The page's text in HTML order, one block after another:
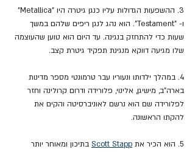
3. ההשפעות הגדולות עליו כנגן גיטרה היו "Metallica"
ו- "Testament". הוא נהג לנגן ריפים שלהם במשך
שעות כדי להתחזק בנגינה. עד היום הוא טוען שהעוצמה
שלו מגיעה דווקא מנגינת תפקיד גיטרת קצב.
4. במהלך ילדותו ונעוריו עבר טרמונטי מספר מדינות
בארה"ב, מישיגן, אלינוי, פלורידה ודרום קרולינה וחזר
לפלורידה שם הוא נרשם לאוניברסיטה והקים את
להקתו הראשונה.
5. הוא הכיר את Scott Stapp בתיכון ומאוחר יותר